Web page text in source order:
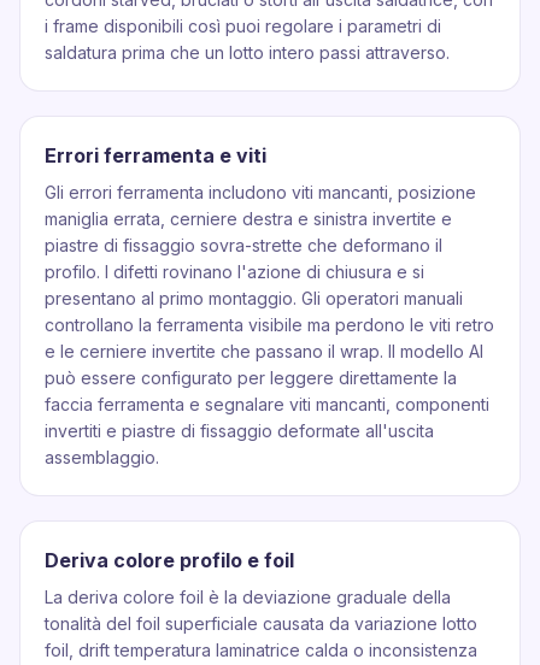
i frame disponibili così puoi regolare i parametri di
saldatura prima che un lotto intero passi attraverso.
Errori ferramenta e viti
Gli errori ferramenta includono viti mancanti, posizione
maniglia errata, cerniere destra e sinistra invertite e
piastre di fissaggio sovra-strette che deformano il
profilo. I difetti rovinano l'azione di chiusura e si
presentano al primo montaggio. Gli operatori manuali
controllano la ferramenta visibile ma perdono le viti retro
e le cerniere invertite che passano il wrap. Il modello AI
può essere configurato per leggere direttamente la
faccia ferramenta e segnalare viti mancanti, componenti
invertiti e piastre di fissaggio deformate all'uscita
assemblaggio.
Deriva colore profilo e foil
La deriva colore foil è la deviazione graduale della
tonalità del foil superficiale causata da variazione lotto
foil, drift temperatura laminatrice calda o inconsistenza